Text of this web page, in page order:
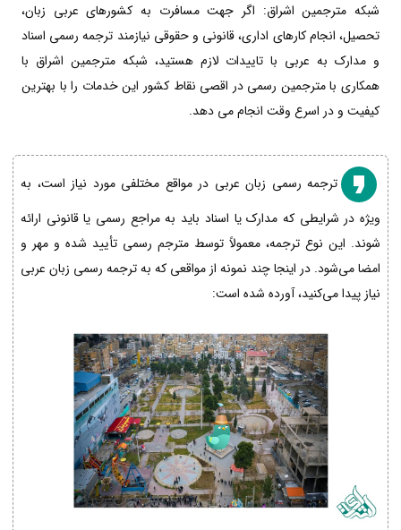
شبکه مترجمین اشراق: اگر جهت مسافرت به کشورهای عربی زبان،
تحصیل، انجام کارهای اداری، قانونی و حقوقی نیازمند ترجمه رسمی اسناد
و مدارک به عربی با تاییدات لازم هستید، شبکه مترجمین اشراق با
همکاری با مترجمین رسمی در اقصی نقاط کشور این خدمات را با بهترین
کیفیت و در اسرع وقت انجام می دهد.
ترجمه رسمی زبان عربی در مواقع مختلفی مورد نیاز است، به
ویژه در شرایطی که مدارک یا اسناد باید به مراجع رسمی یا قانونی ارائه
شوند. این نوع ترجمه، معمولاً توسط مترجم رسمی تأیید شده و مهر و
امضا می‌شود. در اینجا چند نمونه از مواقعی که به ترجمه رسمی زبان عربی
نیاز پیدا می‌کنید، آورده شده است: